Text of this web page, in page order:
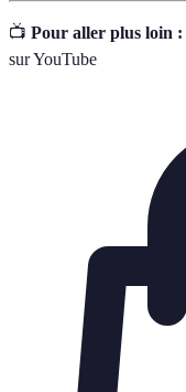
📺 Pour aller plus loin :
sur YouTube